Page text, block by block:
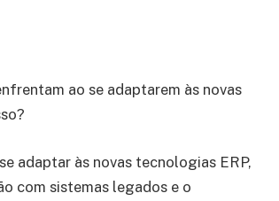
ao se adaptarem às novas
adaptar às novas tecnologias ERP,
com sistemas legados e o